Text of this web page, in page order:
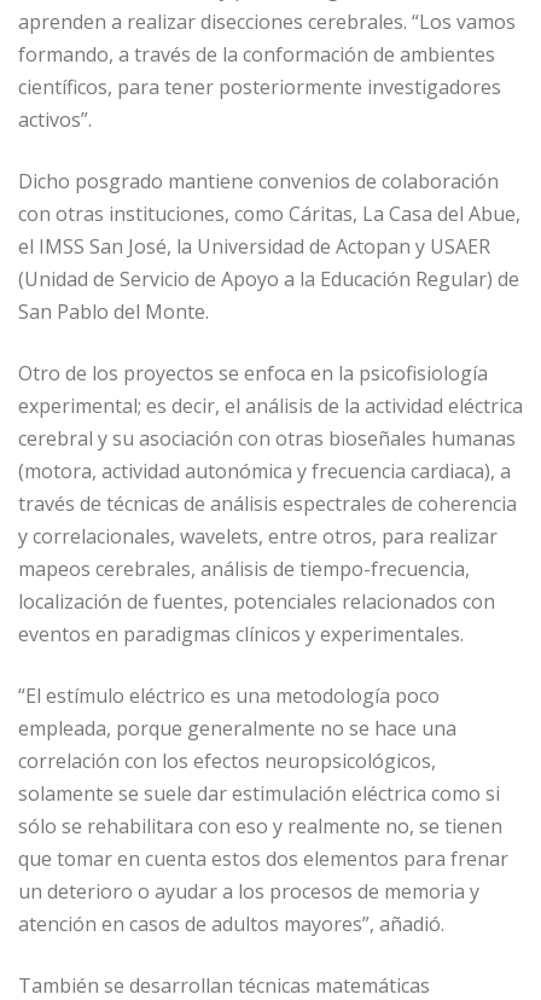
aprenden a realizar disecciones cerebrales. “Los vamos
formando, a través de la conformación de ambientes
científicos, para tener posteriormente investigadores
activos”.
Dicho posgrado mantiene convenios de colaboración
con otras instituciones, como Cáritas, La Casa del Abue,
el IMSS San José, la Universidad de Actopan y USAER
(Unidad de Servicio de Apoyo a la Educación Regular) de
San Pablo del Monte.
Otro de los proyectos se enfoca en la psicofisiología
experimental; es decir, el análisis de la actividad eléctrica
cerebral y su asociación con otras bioseñales humanas
(motora, actividad autonómica y frecuencia cardiaca), a
través de técnicas de análisis espectrales de coherencia
y correlacionales, wavelets, entre otros, para realizar
mapeos cerebrales, análisis de tiempo-frecuencia,
localización de fuentes, potenciales relacionados con
eventos en paradigmas clínicos y experimentales.
“El estímulo eléctrico es una metodología poco
empleada, porque generalmente no se hace una
correlación con los efectos neuropsicológicos,
solamente se suele dar estimulación eléctrica como si
sólo se rehabilitara con eso y realmente no, se tienen
que tomar en cuenta estos dos elementos para frenar
un deterioro o ayudar a los procesos de memoria y
atención en casos de adultos mayores”, añadió.
También se desarrollan técnicas matemáticas